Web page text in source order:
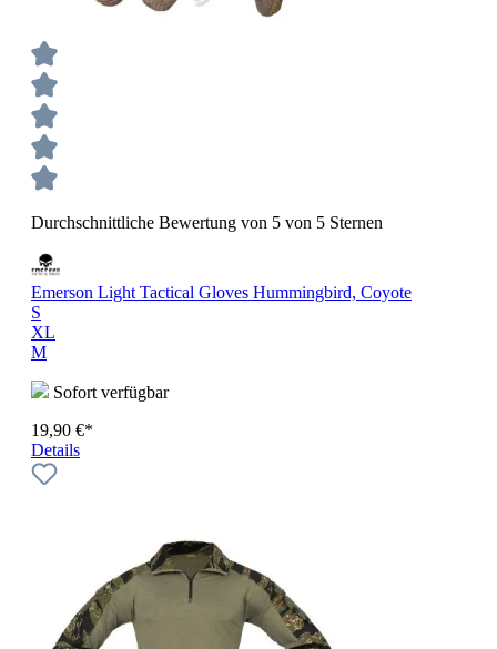
Durchschnittliche Bewertung von 5 von 5 Sternen
Emerson Light Tactical Gloves Hummingbird, Coyote
S
XL
M
Sofort verfügbar
19,90 €*
Details